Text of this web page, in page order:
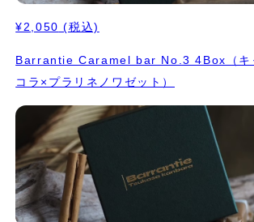
¥2,050 (税込)
Barrantie Caramel bar No.3 4Box（キ
コラ×プラリネノワゼット）